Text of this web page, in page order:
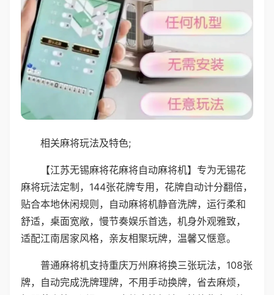
相关麻将玩法及特色;
【江苏无锡麻将花麻将自动麻将机】专为无锡花
麻将玩法定制，144张花牌专用，花牌自动计分翻倍，
贴合本地休闲规则，自动麻将机静音洗牌，运行柔和
舒适，桌面宽敞，慢节奏娱乐首选，机身外观雅致，
适配江南居家风格，亲友相聚玩牌，温馨又惬意。
普通麻将机支持重庆万州麻将换三张玩法，108张
牌，自动完成洗牌理牌，不用手动换牌，省去麻烦，